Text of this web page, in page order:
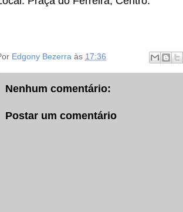
Edgony Bezerra às 17:36
Nenhum comentário:
Postar um comentário